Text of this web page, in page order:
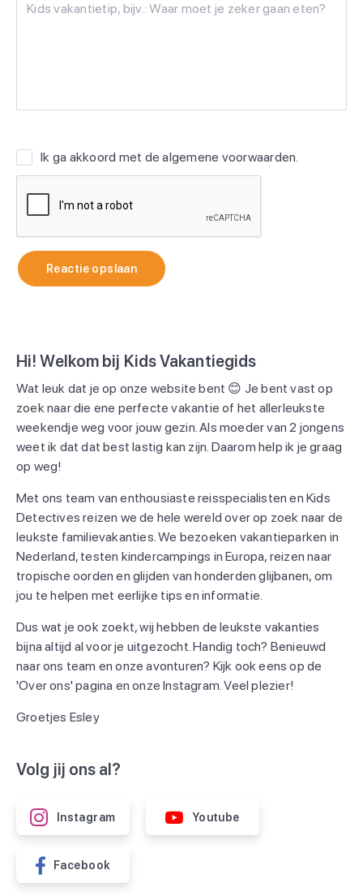
Ik ga akkoord met dealgemene voorwaarden.
Reactie opslaan
Hi! Welkom bij Kids Vakantiegids
Wat leuk dat je op onze website bent 😊 Je bent vast op
zoek naar die ene perfecte vakantie of het allerleukste
weekendje weg voor jouw gezin. Als moeder van 2 jongens
weet ik dat dat best lastig kan zijn. Daarom help ik je graag
op weg!
Met ons team van enthousiaste reisspecialisten en Kids
Detectives reizen we de hele wereld over op zoek naar de
leukste familievakanties. We bezoeken vakantieparken in
Nederland, testen kindercampings in Europa, reizen naar
tropische oorden en glijden van honderden glijbanen, om
jou te helpen met eerlijke tips en informatie.
Dus wat je ook zoekt, wij hebben de leukste vakanties
bijna altijd al voor je uitgezocht. Handig toch? Benieuwd
naar ons team en onze avonturen? Kijk ook eens op de
'Over ons' pagina en onze Instagram. Veel plezier!
Groetjes Esley
Volg jij ons al?
Instagram Youtube
Facebook